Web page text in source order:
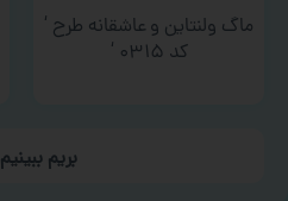
ماگ ولنتاین و عاشقانه طرح ‘
کد ۰۳۱۵ ‘
بریم ببینیم